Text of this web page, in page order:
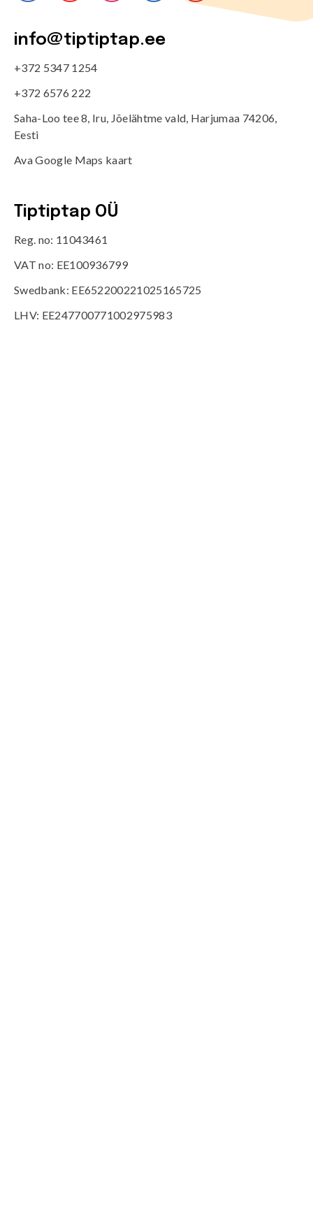
info@tiptiptap.ee
+372 5347 1254
+372 6576 222
Saha-Loo tee 8, Iru, Jõelähtme vald, Harjumaa 74206,
Eesti
Ava Google Maps kaart
Tiptiptap OÜ
Reg. no: 11043461
VAT no: EE100936799
Swedbank: EE652200221025165725
LHV: EE247700771002975983